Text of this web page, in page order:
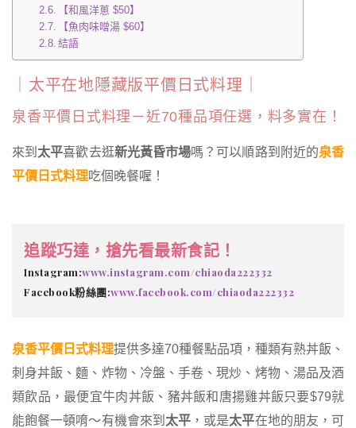
【和風洋蔥 $50】
【魚肉味噌湯 $60】
結語
｜太平在地隱藏版平價日式料理｜
泉香平價日式料理－近70種品項任選，料多實在！
來到 太平喜歡去逛新光黃昏市場嗎？可以順路到附近的泉香
平價日式料理吃個晚餐喔！
追蹤巧達，搶先看最新食記！
Instagram:www.instagram.com/chiaoda222332
Facebook粉絲團:www.facebook.com/chiaoda222332
泉香平價日式料理提供多達70種餐點品項，種類有熟丼飯、
刺身丼飯、麵、炸物、冷盤、手卷、現炒、烤物、湯品及酒
類飲品，最便宜牛肉丼飯、豬丼飯和唐揚雞丼飯只要$79就
能飽餐一頓唷～有機會來到 太平 ，或是太平在地的朋友，可